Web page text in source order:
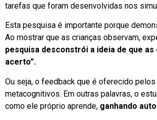
tarefas que foram desenvolvidas nos
Esta pesquisa é importante porque
Ao mostrar que as crianças observam,
pesquisa desconstrói a ideia de que
acerto”.
Ou seja, o feedback que é oferecido
metacognitivos. Em outras palavras, o
como ele próprio aprende, ganhando